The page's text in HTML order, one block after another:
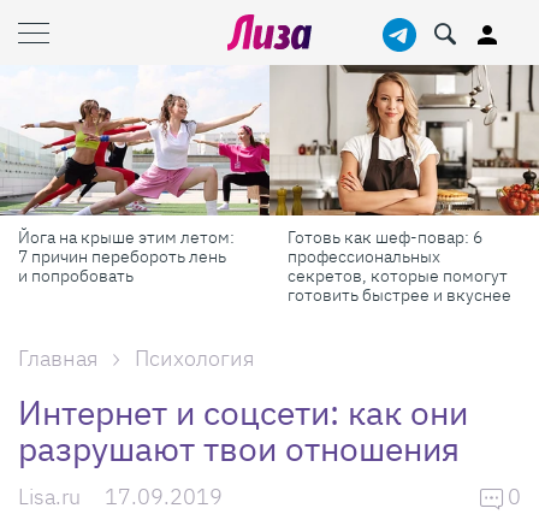
Йога на крыше этим летом:
7 причин перебороть лень
и попробовать
Готовь как шеф-повар: 6
профессиональных
секретов, которые помогут
готовить быстрее и вкуснее
Главная Психология
Интернет и соцсети: как они
разрушают твои отношения
Lisa.ru 17.09.2019 0